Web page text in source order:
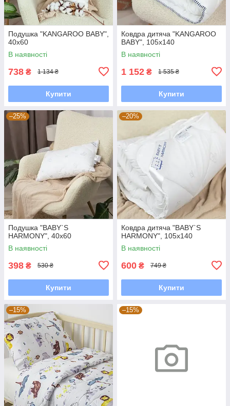
Подушка "KANGAROO ВАВY",
40x60
В наявності
738 ₴ 1 134 ₴
Купити
Ковдра дитяча "KANGAROO
ВАВY", 105x140
В наявності
1 152 ₴ 1 535 ₴
Купити
–25%
Подушка "BABY`S
HARMONY", 40x60
В наявності
398 ₴ 530 ₴
Купити
–20%
Ковдра дитяча "BABY`S
HARMONY", 105x140
В наявності
600 ₴ 749 ₴
Купити
–15% –15%